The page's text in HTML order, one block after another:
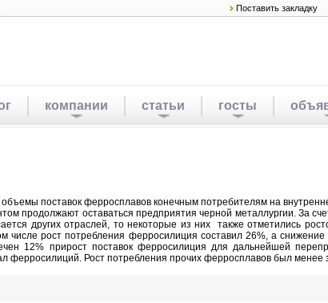
Поставить закладку
компании статьи госты
поставок ферросплавов конечным потребителям на
продолжают оставаться предприятия черной металлургии. За
других отраслей, то некоторые из них также отметились
числе рост потребления ферросилиция составил 26%, а
12% прирост поставок ферросилиция для дальнейшей
ферросилиций. Рост потребления прочих ферросплавов был менее